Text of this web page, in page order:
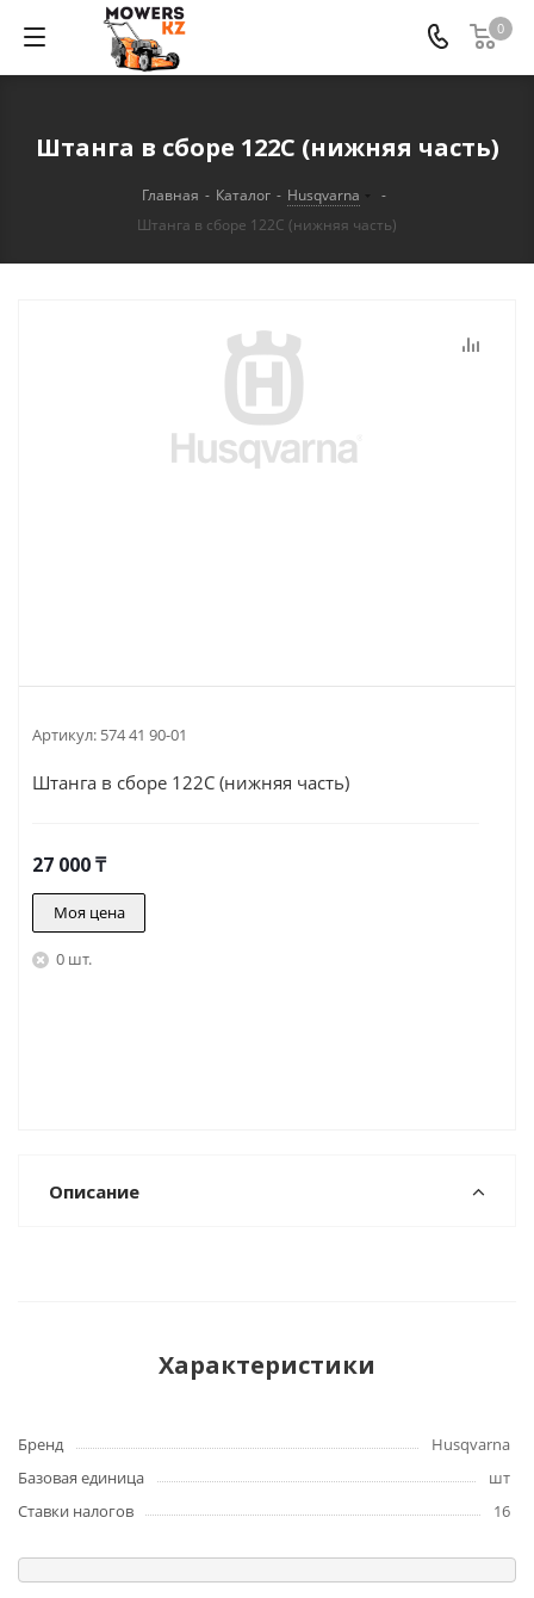
0
Штанга в сборе 122С (нижняя часть)
Главная - Каталог - Husqvarna
-
Штанга в сборе 122С (нижняя часть)
Артикул: 574 41 90-01
Штанга в сборе 122С (нижняя часть)
27 000₸
Моя цена
0 шт.
Описание
Характеристики
Бренд
Husqvarna
Базовая единица
шт
Ставки налогов
16